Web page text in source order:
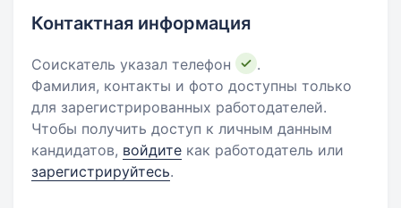
Контактная информация
Соискатель указал телефон
.
Фамилия, контакты и фото доступны только
для зарегистрированных работодателей.
Чтобы получить доступ к личным данным
кандидатов, войдите как работодатель или
зарегистрируйтесь.